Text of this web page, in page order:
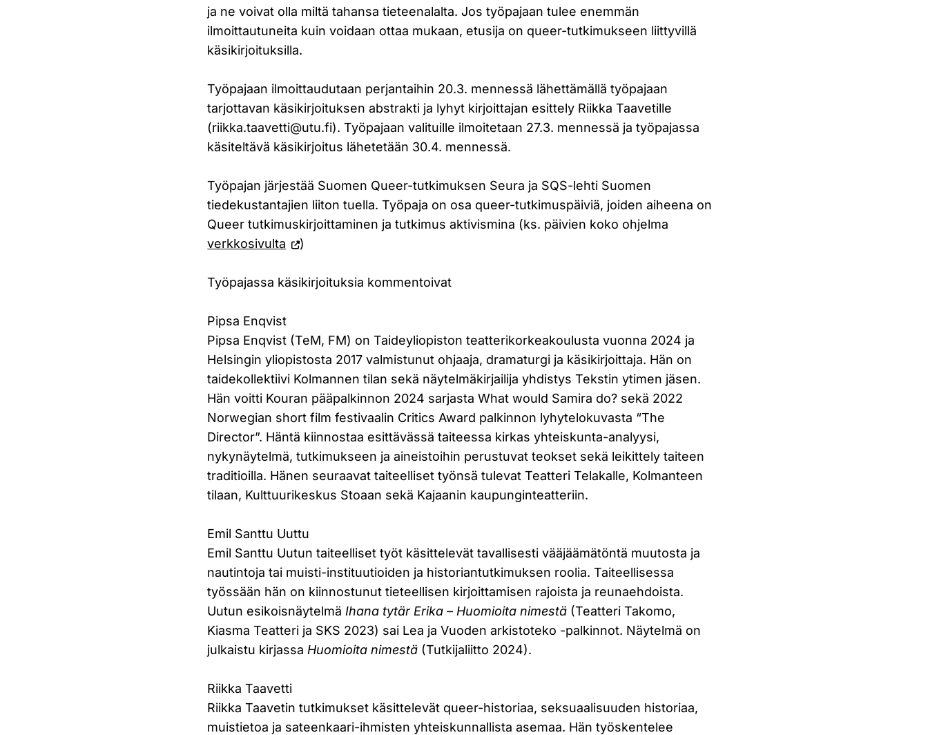
ja ne voivat olla miltä tahansa tieteenalalta. Jos työpajaan tulee enemmän
ilmoittautuneita kuin voidaan ottaa mukaan, etusija on queer-tutkimukseen liittyvillä
käsikirjoituksilla.
Työpajaan ilmoittaudutaan perjantaihin 20.3. mennessä lähettämällä työpajaan
tarjottavan käsikirjoituksen abstrakti ja lyhyt kirjoittajan esittely Riikka Taavetille
(riikka.taavetti@utu.fi). Työpajaan valituille ilmoitetaan 27.3. mennessä ja työpajassa
käsiteltävä käsikirjoitus lähetetään 30.4. mennessä.
Työpajan järjestää Suomen Queer-tutkimuksen Seura ja SQS-lehti Suomen
tiedekustantajien liiton tuella. Työpaja on osa queer-tutkimuspäiviä, joiden aiheena on
Queer tutkimuskirjoittaminen ja tutkimus aktivismina (ks. päivien koko ohjelma
verkkosivulta
)
Työpajassa käsikirjoituksia kommentoivat
Pipsa Enqvist
Pipsa Enqvist (TeM, FM) on Taideyliopiston teatterikorkeakoulusta vuonna 2024 ja
Helsingin yliopistosta 2017 valmistunut ohjaaja, dramaturgi ja käsikirjoittaja. Hän on
taidekollektiivi Kolmannen tilan sekä näytelmäkirjailija yhdistys Tekstin ytimen jäsen.
Hän voitti Kouran pääpalkinnon 2024 sarjasta What would Samira do? sekä 2022
Norwegian short film festivaalin Critics Award palkinnon lyhytelokuvasta “The
Director”. Häntä kiinnostaa esittävässä taiteessa kirkas yhteiskunta-analyysi,
nykynäytelmä, tutkimukseen ja aineistoihin perustuvat teokset sekä leikittely taiteen
traditioilla. Hänen seuraavat taiteelliset työnsä tulevat Teatteri Telakalle, Kolmanteen
tilaan, Kulttuurikeskus Stoaan sekä Kajaanin kaupunginteatteriin.
Emil Santtu Uuttu
Emil Santtu Uutun taiteelliset työt käsittelevät tavallisesti vääjäämätöntä muutosta ja
nautintoja tai muisti-instituutioiden ja historiantutkimuksen roolia. Taiteellisessa
työssään hän on kiinnostunut tieteellisen kirjoittamisen rajoista ja reunaehdoista.
Uutun esikoisnäytelmä Ihana tytär Erika – Huomioita nimestä (Teatteri Takomo,
Kiasma Teatteri ja SKS 2023) sai Lea ja Vuoden arkistoteko -palkinnot. Näytelmä on
julkaistu kirjassa Huomioita nimestä (Tutkijaliitto 2024).
Riikka Taavetti
Riikka Taavetin tutkimukset käsittelevät queer-historiaa, seksuaalisuuden historiaa,
muistietoa ja sateenkaari-ihmisten yhteiskunnallista asemaa. Hän työskentelee